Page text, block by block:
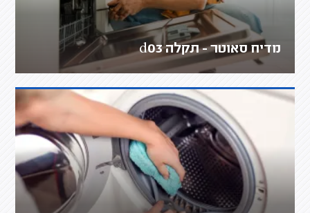
מדיח סאוטר - תקלה d03